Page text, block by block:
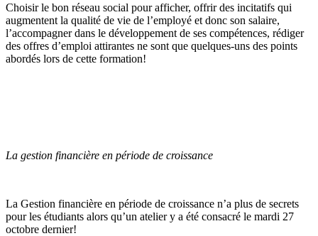
Choisir le bon réseau social pour afficher, offrir des incitatifs qui
augmentent la qualité de vie de l’employé et donc son salaire,
l’accompagner dans le développement de ses compétences, rédiger
des offres d’emploi attirantes ne sont que quelques-uns des points
abordés lors de cette formation!
La gestion financière en période de croissance
La Gestion financière en période de croissance n’a plus de secrets
pour les étudiants alors qu’un atelier y a été consacré le mardi 27
octobre dernier!